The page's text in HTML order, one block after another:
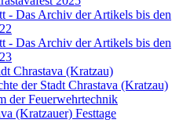
- Das Archiv der Artikels bis den
- Das Archiv der Artikels bis den
Chrastava (Kratzau)
der Stadt Chrastava (Kratzau)
der Feuerwehrtechnik
(Kratzauer) Festtage